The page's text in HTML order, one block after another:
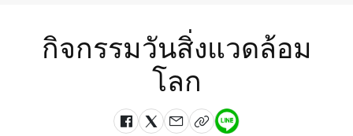
กิจกรรมวันสิ่งแวดล้อม
โลก